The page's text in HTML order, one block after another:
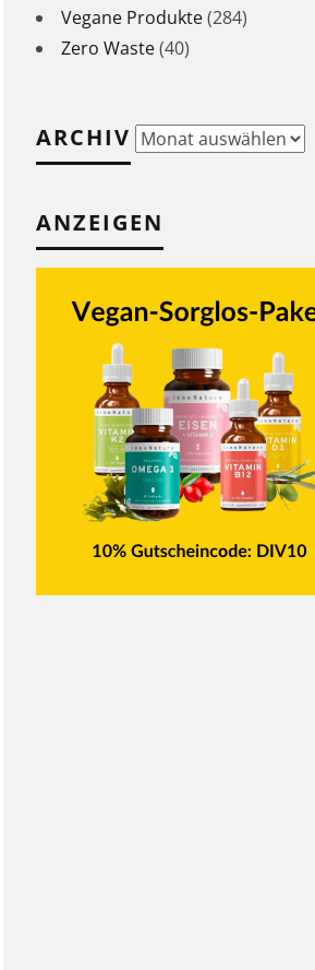
Vegane Produkte(284)
Zero Waste(40)
ARCHIV Archiv
ANZEIGEN